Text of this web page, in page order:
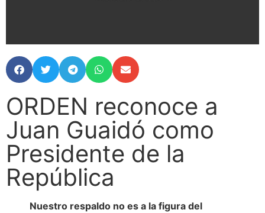
ORDEN reconoce a
Juan Guaidó como
Presidente de la
República
Nuestro respaldo no es a la figura del